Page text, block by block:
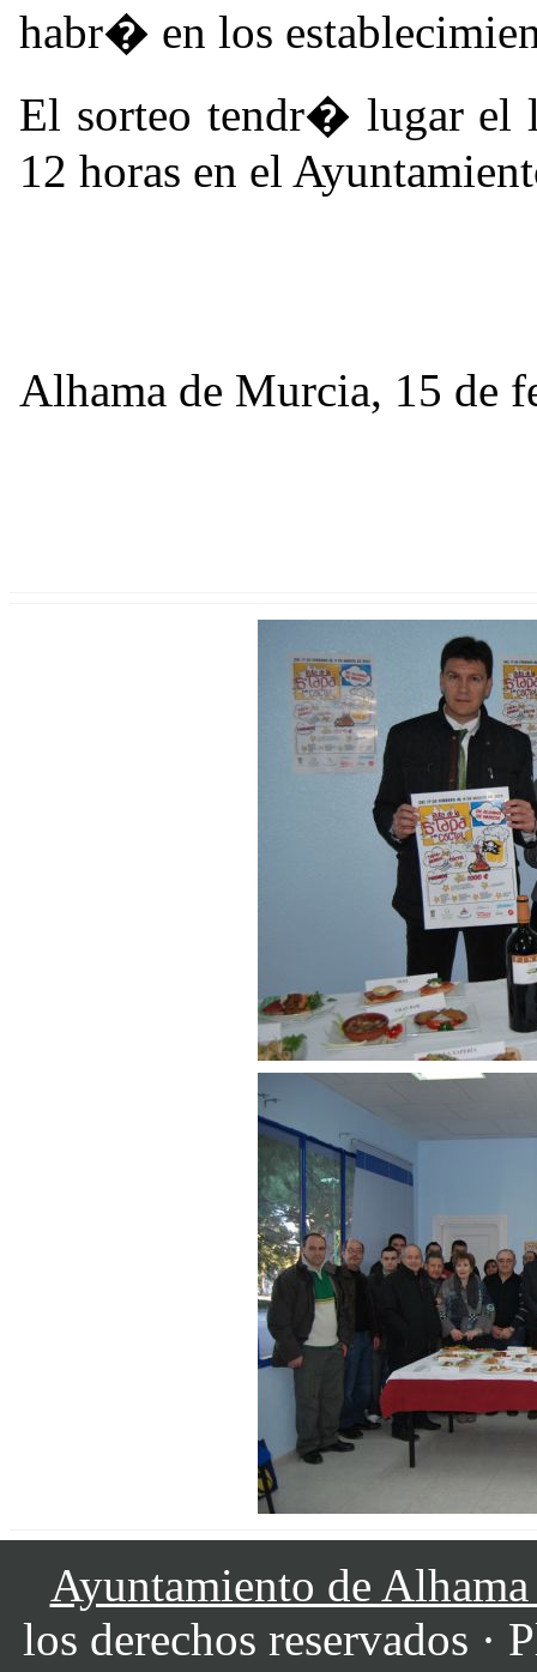
habr� en los
El sorteo tendr� lugar el
12 horas en el
Alhama de Murcia, 15 de
Ayuntamiento de
los derechos reservados ·